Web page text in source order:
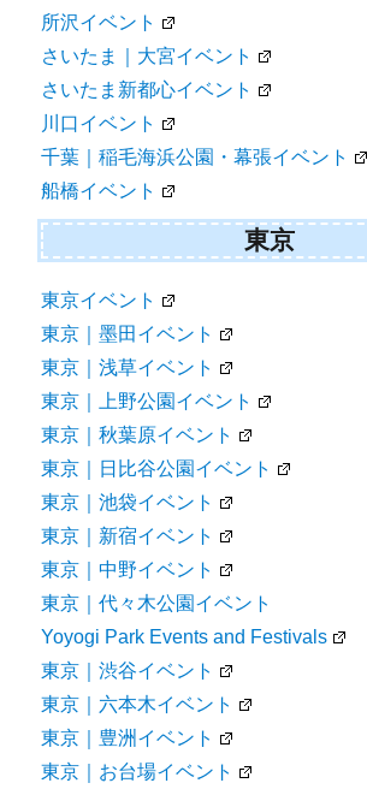
所沢イベント
さいたま｜大宮イベント
さいたま新都心イベント
川口イベント
千葉｜稲毛海浜公園・幕張イベント
船橋イベント
東京
東京イベント
東京｜墨田イベント
東京｜浅草イベント
東京｜上野公園イベント
東京｜秋葉原イベント
東京｜日比谷公園イベント
東京｜池袋イベント
東京｜新宿イベント
東京｜中野イベント
東京｜代々木公園イベント
Yoyogi Park Events and Festivals
東京｜渋谷イベント
東京｜六本木イベント
東京｜豊洲イベント
東京｜お台場イベント